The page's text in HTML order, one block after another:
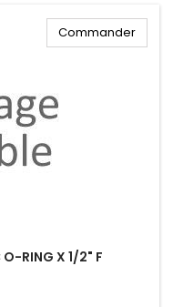
RING X 1/2" F
Commander